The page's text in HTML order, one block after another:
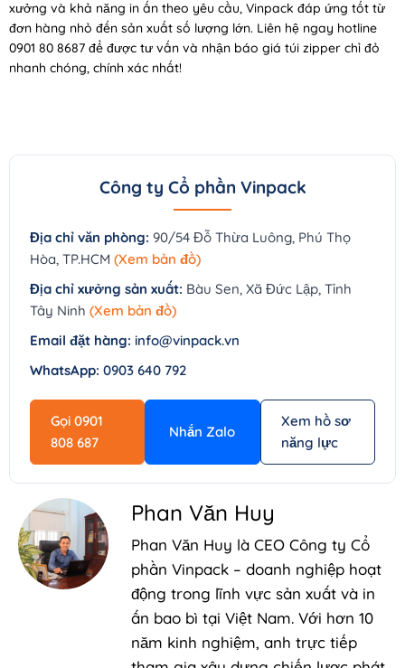
xưởng và khả năng in ấn theo yêu cầu, Vinpack đáp ứng tốt từ
đơn hàng nhỏ đến sản xuất số lượng lớn. Liên hệ ngay hotline
0901 80 8687 để được tư vấn và nhận báo giá túi zipper chỉ đỏ
nhanh chóng, chính xác nhất!
Công ty Cổ phần Vinpack
Địa chỉ văn phòng: 90/54 Đỗ Thừa Luông, Phú Thọ
Hòa, TP.HCM (Xem bản đồ)
Địa chỉ xưởng sản xuất: Bàu Sen, Xã Đức Lập, Tỉnh
Tây Ninh (Xem bản đồ)
Email đặt hàng: info@vinpack.vn
WhatsApp: 0903 640 792
Gọi 0901
808 687
Nhắn Zalo
Xem hồ sơ
năng lực
Phan Văn Huy
Phan Văn Huy là CEO Công ty Cổ
phần Vinpack – doanh nghiệp hoạt
động trong lĩnh vực sản xuất và in
ấn bao bì tại Việt Nam. Với hơn 10
năm kinh nghiệm, anh trực tiếp